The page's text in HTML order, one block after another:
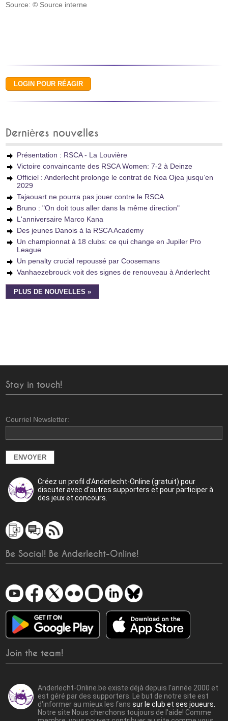
Source: © Source interne
Dernières nouvelles
Présentation : RSCA - La Louvière
Victoire convaincante des RSCA Women: 7-2 à Deinze
Officiel : Anderlecht prolonge le contrat de Noa Ojea jusqu’en
2029
Tajaouart ne pourra pas jouer contre le RSCA
Bruno : "On doit tous aller dans la même direction"
L'anniversaire Marco Kana
Des jeunes Danois à la RSCA Academy
Un championnat à 18 clubs: ce qui change en Jupiler Pro
League
Un penalty crucial repoussé par Coosemans
Vanhaezebrouck voit des signes de renouveau à Anderlecht
PLUS DE NOUVELLES »
Stay in touch!
Courriel Newsletter:
Créez un profil d'Anderlecht-Online (gratuit) pour
discuter avec d'autres supporters et pour participer à
des jeux et concours.
Be Social! Be Anderlecht-Online!
Join the team!
Anderlecht-Online.be existe déjà depuis l'année 2000 et
est géré par des supporters. Le but de notre site est
d'informer au mieux les fanssur le club et ses joueurs.
Notre site Nous cherchons toujours de l'aide! Comme